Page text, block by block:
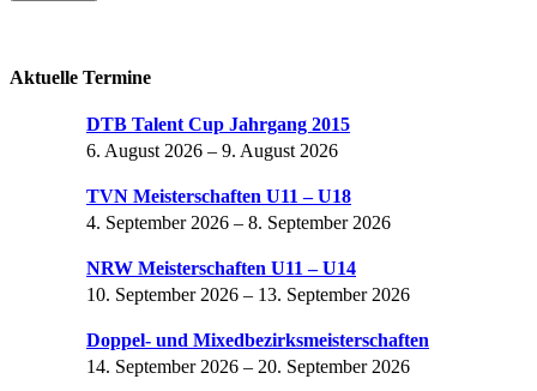
Aktuelle Termine
DTB Talent Cup Jahrgang 2015
6. August 2026 – 9. August 2026
TVN Meisterschaften U11 – U18
4. September 2026 – 8. September 2026
NRW Meisterschaften U11 – U14
10. September 2026 – 13. September 2026
Doppel- und Mixedbezirksmeisterschaften
14. September 2026 – 20. September 2026